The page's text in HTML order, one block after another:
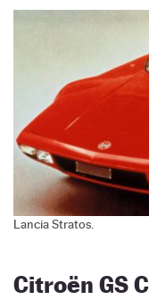
Lancia Stratos.
Citroën GS